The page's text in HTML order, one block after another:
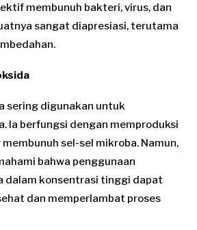
membunuh bakteri, virus, dan
sangat diapresiasi, terutama
sering digunakan untuk
Ia berfungsi dengan memproduksi
sel-sel mikroba. Namun,
bahwa penggunaan
dalam konsentrasi tinggi dapat
dan memperlambat proses